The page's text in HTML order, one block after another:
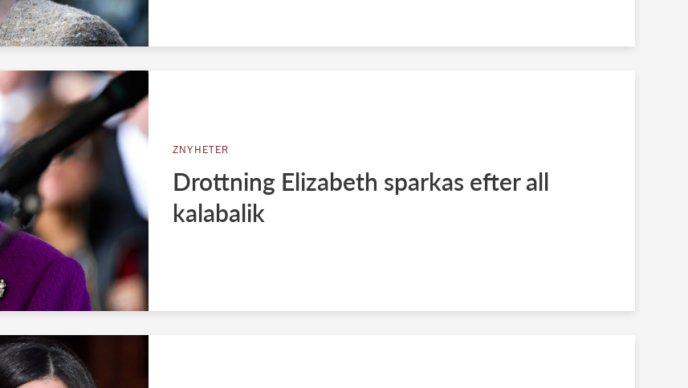
ZNYHETER
Drottning Elizabeth sparkas efter all
kalabalik